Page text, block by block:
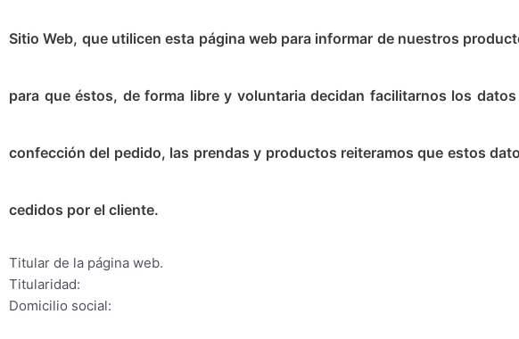
Sitio Web, que utilicen esta página web para informar de nuestros
para que éstos, de forma libre y voluntaria decidan facilitarnos los
confección del pedido, las prendas y productos reiteramos que estos
cedidos por el cliente.
Titular de la página web.
Titularidad:
Domicilio social: